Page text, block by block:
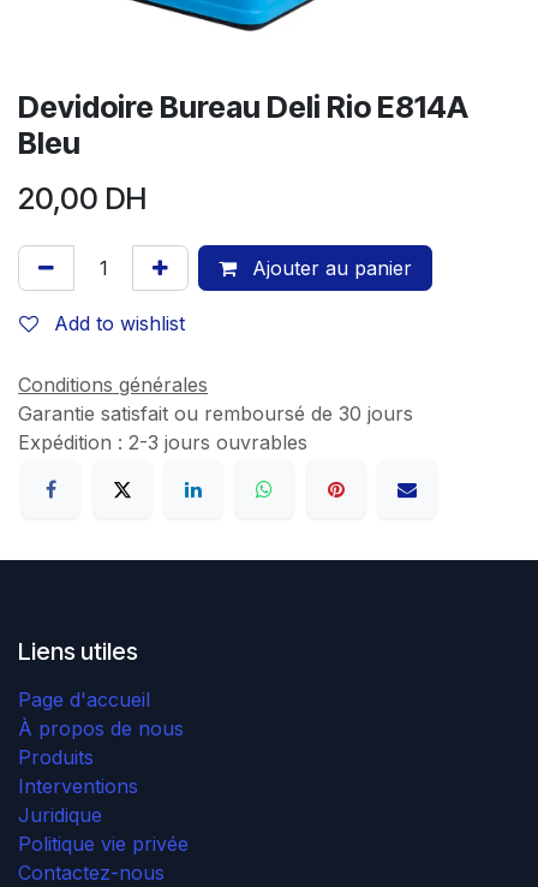
Devidoire Bureau Deli Rio E814A
Bleu
20,00 DH
Ajouter au panier
Add to wishlist
Conditions générales
Garantie satisfait ou remboursé de 30 jours
Expédition : 2-3 jours ouvrables
Liens utiles
Page d'accueil
À propos de nous
Produits
Interventions
Juridique
Politique vie privée
Contactez-nous